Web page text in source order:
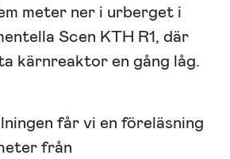
meter ner i urberget i
Scen KTH R1, där
kärnreaktor en gång låg.
får vi en föreläsning
från